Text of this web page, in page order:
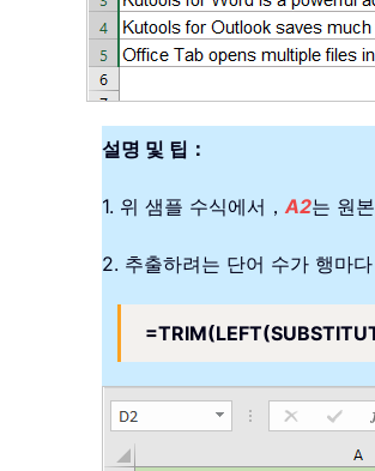
설명 및 팁：
1. 위 샘플 수식에서， A2는 원
2. 추출하려는 단어 수가 행마